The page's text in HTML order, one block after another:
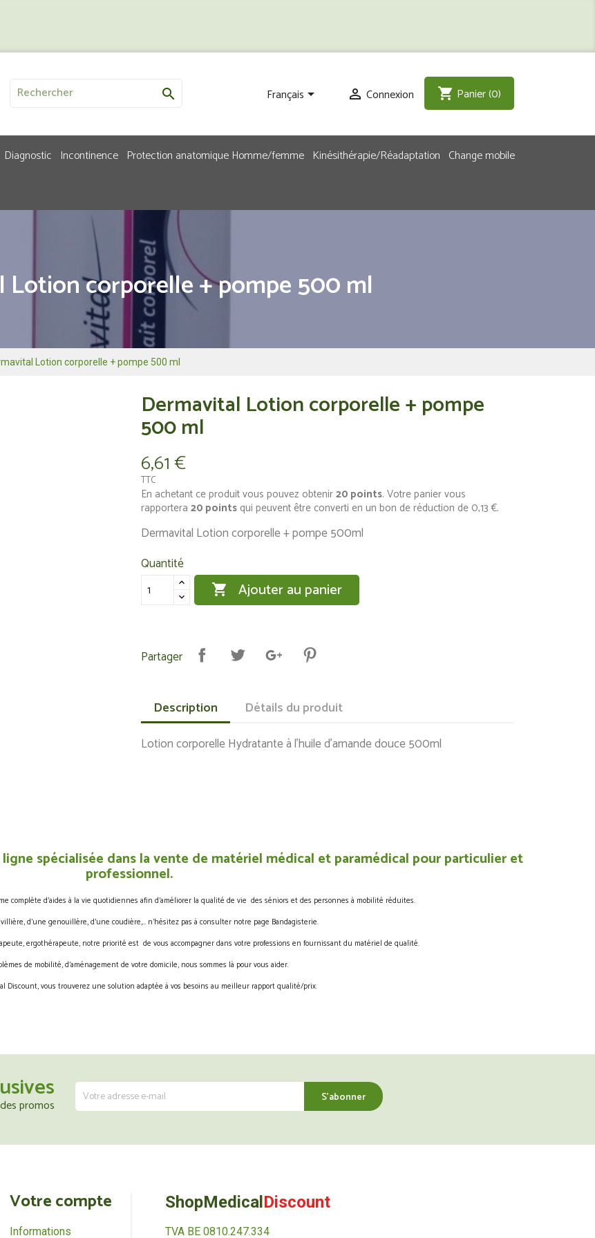
 Français  Connexion shopping_cart Panier(0)
Diagnostic Incontinence Protection anatomique Homme/femme Kinésithérapie/Réadaptation Change mobile
Lotion corporelle + pompe 500 ml
Lotion corporelle + pompe 500 ml
Dermavital Lotion corporelle + pompe
500 ml
6,61 €
TTC
En achetant ce produit vous pouvez obtenir20 points. Votre panier vous
rapportera 20 points qui peuvent être converti en un bon de réduction de 0,13 €.
Dermavital Lotion corporelle + pompe 500ml
Quantité
 Ajouter au panier
Partager
Description Détails du produit
Lotion corporelle Hydratante à l'huile d'amande douce 500ml
spécialisée dans la vente de matériel médical et paramédical pour particulier et
professionnel.
complète d’aides à la vie quotidiennes afin d’améliorer la qualité de vie des séniors et des personnes à mobilité réduites.
d’une genouillère, d’une coudière,… n’hésitez pas à consulter notre page Bandagisterie.
ergothérapeute, notre priorité est de vous accompagner dans votre professions en fournissant du matériel de qualité.
de mobilité, d’aménagement de votre domicile, nous sommes là pour vous aider.
Discount, vous trouverez une solution adaptée à vos besoins au meilleur rapport qualité/prix.
promos
Votre compte
Informations
ShopMedical Discount
TVA BE 0810.247.334